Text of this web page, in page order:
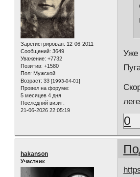
Зарегистрирован: 12-06-2011
Сообщений: 3649
Уважение: +7732
Позитив: +1580
Пол: Мужской
Возраст: 33 [1993-04-01]
Провел на форуме:
5 месяцев 4 дня
Последний визит:
21-06-2026 22:05:19
Уже
0
hakanson
Участник